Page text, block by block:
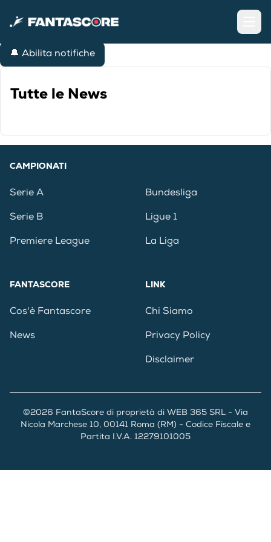
🔔 Abilita notifiche
Tutte le News
CAMPIONATI
Serie A
Serie B
Premiere League
Bundesliga
Ligue 1
La Liga
FANTASCORE
Cos'è Fantascore
News
LINK
Chi Siamo
Privacy Policy
Disclaimer
©2026 FantaScore di proprietà di WEB 365 SRL - Via
Nicola Marchese 10, 00141 Roma (RM) - Codice Fiscale e
Partita I.V.A. 12279101005